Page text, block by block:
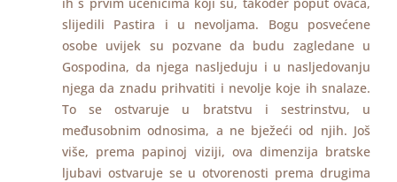
slijedili Pastira i u nevoljama. Bogu posvećene
osobe uvijek su pozvane da budu zagledane u
Gospodina, da njega nasljeduju i u nasljedovanju
njega da znadu prihvatiti i nevolje koje ih snalaze.
To se ostvaruje u bratstvu i sestrinstvu, u
međusobnim odnosima, a ne bježeći od njih. Još
više, prema papinoj viziji, ova dimenzija bratske
ljubavi ostvaruje se u otvorenosti prema drugima